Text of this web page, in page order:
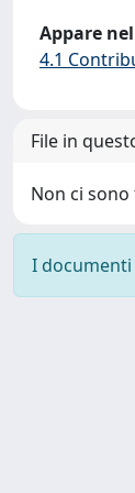
Appare
4.1
File in
Non ci
I